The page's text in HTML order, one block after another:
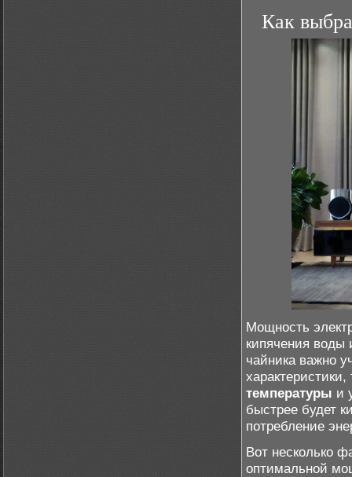
Как
Мощность
кипячения воды
чайника важно
характеристики,
температуры и
быстрее будет
потребление
Вот несколько
оптимальной